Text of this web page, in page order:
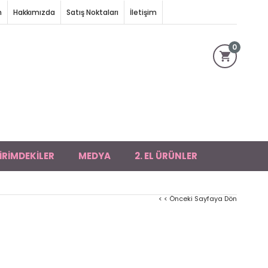
Hakkımızda Satış Noktaları İletişim
0
MEDYA 2. EL ÜRÜNLER
< < Önceki Sayfaya Dön